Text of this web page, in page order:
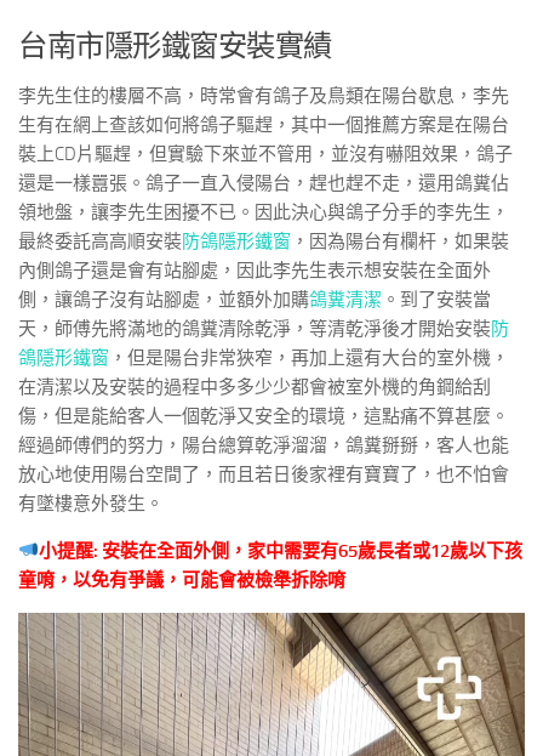
台南市隱形鐵窗安裝實績
李先生住的樓層不高，時常會有鴿子及鳥類在陽台歇息，李先
生有在網上查該如何將鴿子驅趕，其中一個推薦方案是在陽台
裝上CD片驅趕，但實驗下來並不管用，並沒有嚇阻效果，鴿子
還是一樣囂張。鴿子一直入侵陽台，趕也趕不走，還用鴿糞佔
領地盤，讓李先生困擾不已。因此決心與鴿子分手的李先生，
最終委託高高順安裝防鴿隱形鐵窗 ，因為陽台有欄杆，如果裝
內側鴿子還是會有站腳處，因此李先生表示想安裝在全面外
側，讓鴿子沒有站腳處，並額外加購鴿糞清潔 。到了安裝當
天，師傅先將滿地的鴿糞清除乾淨，等清乾淨後才開始安裝防
鴿隱形鐵窗 ，但是陽台非常狹窄，再加上還有大台的室外機，
在清潔以及安裝的過程中多多少少都會被室外機的角鋼給刮
傷，但是能給客人一個乾淨又安全的環境，這點痛不算甚麼。
經過師傅們的努力，陽台總算乾淨溜溜，鴿糞掰掰，客人也能
放心地使用陽台空間了，而且若日後家裡有寶寶了，也不怕會
有墜樓意外發生。
小提醒: 安裝在全面外側，家中需要有65歲長者或12歲以下孩
童唷，以免有爭議，可能會被檢舉拆除唷